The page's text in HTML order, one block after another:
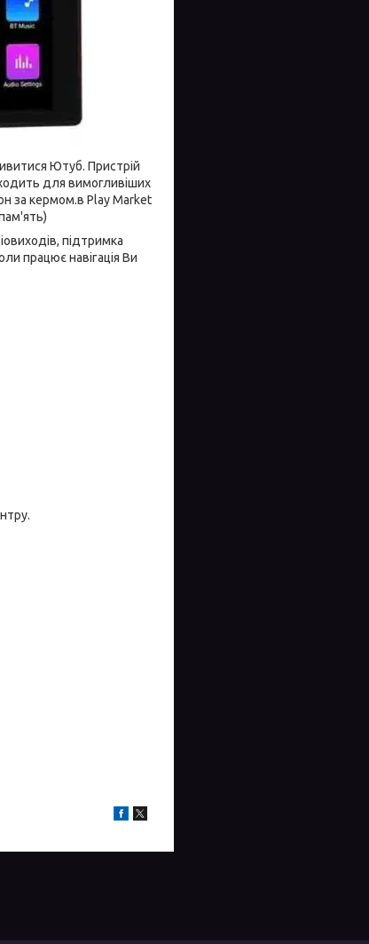
Ютуб. Пристрій
для вимогливіших
за кермом.в Play Market
підтримка
працює навігація Ви